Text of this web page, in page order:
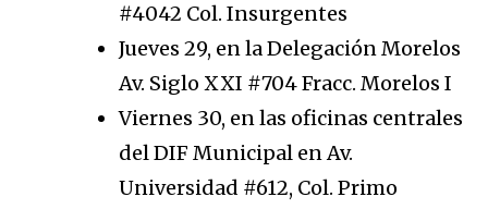
#4042 Col. Insurgentes
Jueves 29, en la Delegación Morelos
Av. Siglo XXI #704 Fracc. Morelos I
Viernes 30, en las oficinas centrales
del DIF Municipal en Av.
Universidad #612, Col. Primo